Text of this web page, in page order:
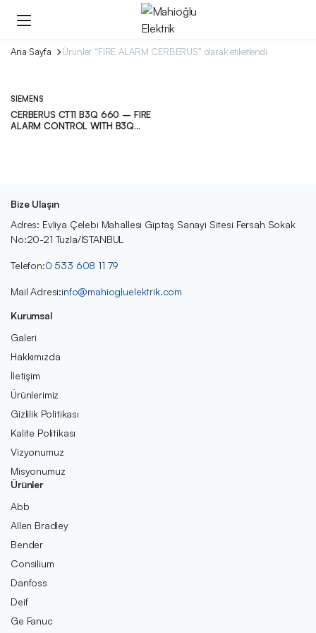
Ana Sayfa Ürünler “FIRE ALARM CERBERUS” olarak etiketlendi
SIEMENS
CERBERUS CT11 B3Q 660 – FIRE
ALARM CONTROL WITH B3Q
Bize Ulaşın
Adres: Evliya Çelebi Mahallesi Giptaş Sanayi Sitesi Fersah Sokak
No:20-21 Tuzla/İSTANBUL
Telefon:0 533 608 11 79
Mail Adresi:info@mahiogluelektrik.com
Kurumsal
Galeri
Hakkımızda
İletişim
Ürünlerimiz
Gizlilik Politikası
Kalite Politikası
Vizyonumuz
Misyonumuz
Ürünler
Abb
Allen Bradley
Bender
Consilium
Danfoss
Deif
Ge Fanuc